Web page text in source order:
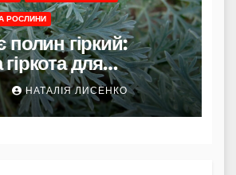
РОСЛИНИ
полин гіркий:
для
очищення
та відновлення
НАТАЛІЯ ЛИСЕНКО